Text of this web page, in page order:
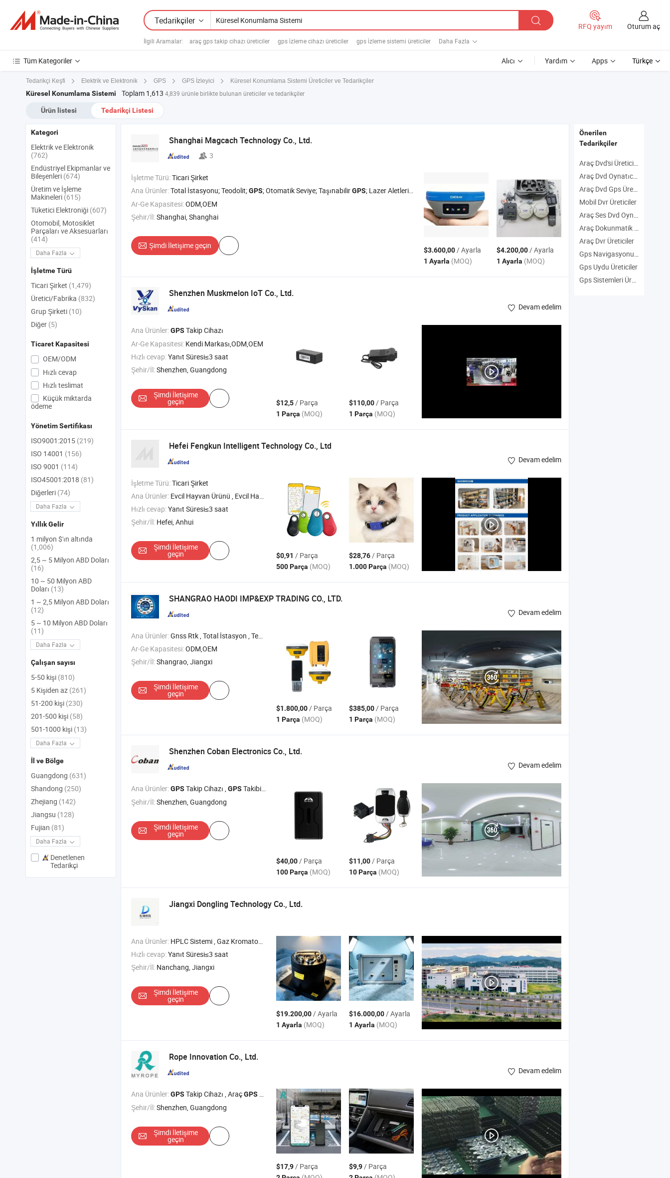
Tedarikçiler
İlgili Aramalar: araç gps takip cihazı üreticiler gps i̇zleme cihazı üreticiler gps i̇zleme sistemi üreticiler Daha Fazla
RFQ yayım Oturum aç
Tüm Kategoriler Alıcı Yardım Apps Türkçe
Tedarikçi Keşfi Elektrik ve Elektronik GPS GPS İzleyici Küresel Konumlama Sistemi Üreticiler ve Tedarikçiler
Küresel Konumlama Sistemi Toplam 1,613 4,839 ürünle birlikte bulunan üreticiler ve tedarikçiler
Ürün listesi Tedarikçi Listesi
Shanghai Magcach Technology Co., Ltd.
3
İşletme Türü:Ticari Şirket
Ana Ürünler:Total İstasyonu; Teodolit;GPS; Otomatik Seviye; TaşınabilirGPS; Lazer Aletleri; Lazer Mesafe Ölçer; Tripod; Direk; Prizma
Ar-Ge Kapasitesi:ODM,OEM
Şehir/İl:Shanghai, Shanghai
Şimdi İletişime geçin $3.600,00/ Ayarla
1 Ayarla (MOQ)
$4.200,00/ Ayarla
1 Ayarla (MOQ)
Shenzhen Muskmelon IoT Co., Ltd.
Devam edelim
Ana Ürünler:GPS Takip Cihazı
Ar-Ge Kapasitesi: Kendi Markası,ODM,OEM
Hızlı cevap:Yanıt Süresi≤3 saat
Şehir/İl:Shenzhen, Guangdong
Şimdi İletişime
geçin $12,5/ Parça
1 Parça (MOQ)
$110,00/ Parça
1 Parça (MOQ)
Hefei Fengkun Intelligent Technology Co., Ltd
Devam edelim
İşletme Türü:Ticari Şirket
Ana Ürünler: Evcil Hayvan Ürünü , Evcil Hayvan Mama Kabı , Kedi Yuva , Kedi Arenası , Kedi Tuvaleti
Hızlı cevap:Yanıt Süresi≤3 saat
Şehir/İl: Hefei, Anhui
Şimdi İletişime
geçin $0,91 / Parça
500 Parça (MOQ)
$28,76/ Parça
1.000 Parça (MOQ)
SHANGRAO HAODI IMP&EXP TRADING CO., LTD.
Devam edelim
Ana Ürünler:Gnss Rtk , Total İstasyon , Teodolit , Optik Seviye ve Lazer Düşürücü , Prizma Direği
Ar-Ge Kapasitesi:ODM,OEM
Şehir/İl:Shangrao, Jiangxi
Şimdi İletişime
geçin
$1.800,00/ Parça
1 Parça (MOQ)
$385,00/ Parça
1 Parça (MOQ)
Shenzhen Coban Electronics Co., Ltd.
Devam edelim
Ana Ürünler:GPS Takip Cihazı ,GPS Takibi , Araç Takip Sistemi , Araç
Şehir/İl:Shenzhen, Guangdong
Şimdi İletişime
geçin
$40,00/ Parça
100 Parça (MOQ)
$11,00/ Parça
10 Parça (MOQ)
Jiangxi Dongling Technology Co., Ltd.
Ana Ürünler: HPLC Sistemi , Gaz Kromatografı , Sıvı Kromatografi , UV-Vis Spektrofotometre , Su Analiz Sistemi
Hızlı cevap:Yanıt Süresi≤3 saat
Şehir/İl: Nanchang, Jiangxi
Şimdi İletişime
geçin
$19.200,00/ Ayarla
1 Ayarla (MOQ)
$16.000,00/ Ayarla
1 Ayarla (MOQ)
Rope Innovation Co., Ltd.
Devam edelim
Ana Ürünler:GPS Takip Cihazı , AraçGPS GPSTakip Cihazı , AraçGPSTakip Cihazı , MotosikletGPSTakip Cihazı
Şehir/İl:Shenzhen, Guangdong
Şimdi İletişime
geçin
$17,9/ Parça $9,9/ Parça
Kategori
Elektrik ve Elektronik
(762)
Endüstriyel Ekipmanlar ve
Bileşenleri (674)
Üretim ve İşleme
Makineleri (615)
Tüketici Elektroniği (607)
Otomobil, Motosiklet
Parçaları ve Aksesuarları
(414)
Daha Fazla
İşletme Türü
Ticari Şirket (1,479)
Üretici/Fabrika (832)
Grup Şirketi (10)
Diğer (5)
Ticaret Kapasitesi
OEM/ODM
Hızlı cevap
Hızlı teslimat
Küçük miktarda
ödeme
Yönetim Sertifikası
ISO9001:2015 (219)
ISO 14001 (156)
ISO 9001 (114)
ISO45001:2018 (81)
Diğerleri (74)
Daha Fazla
Yıllık Gelir
1 milyon $'ın altında
(1,006)
2,5 ~ 5 Milyon ABD Doları
(16)
10 ~ 50 Milyon ABD
Doları (13)
1 ~ 2,5 Milyon ABD Doları
(12)
5 ~ 10 Milyon ABD Doları
(11)
Daha Fazla
Çalışan sayısı
5-50 kişi (810)
5 Kişiden az (261)
51-200 kişi (230)
201-500 kişi (58)
501-1000 kişi (13)
Daha Fazla
İl ve Bölge
Guangdong (631)
Shandong (250)
Zhejiang (142)
Jiangsu (128)
Fujian (81)
Daha Fazla
Denetlenen
Tedarikçi
Önerilen
Tedarikçiler
Araç Dvd'si Üreticiler
Araç Dvd Oynatıcı Üreticiler
Araç Dvd Gps Üreticiler
Mobil Dvr Üreticiler
Araç Ses Dvd Oynatıcı Üreticiler
Araç Dokunmatik Ekran Gps Üreticiler
Araç Dvr Üreticiler
Gps Navigasyonu Wifi Android Üreticiler
Gps Uydu Üreticiler
Gps Sistemleri Üreticiler